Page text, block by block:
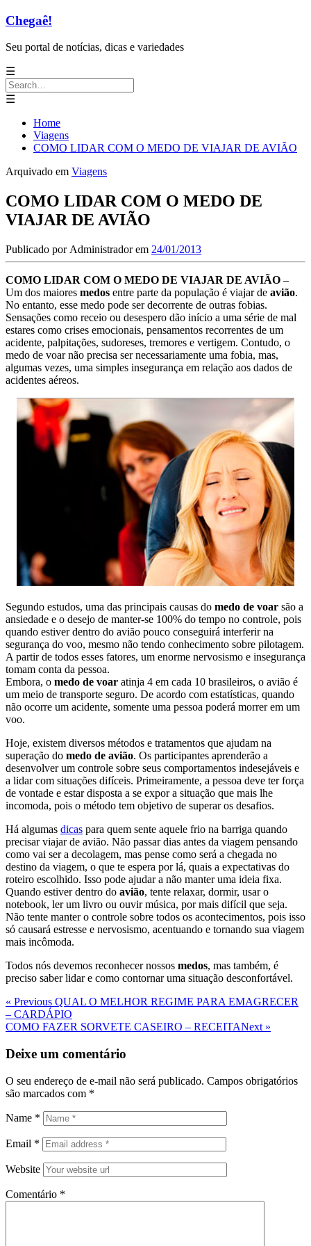
Chegaê!
Seu portal de notícias, dicas e variedades
☰
Search
for:
☰
Home
Viagens
COMO LIDAR COM O MEDO DE VIAJAR DE AVIÃO
Arquivado em Viagens
COMO LIDAR COM O MEDO DE
VIAJAR DE AVIÃO
Publicado por Administradorem 24/01/2013
COMO LIDAR COM O MEDO DE VIAJAR DE AVIÃO –
Um dos maiores medos entre parte da população é viajar de avião.
No entanto, esse medo pode ser decorrente de outras fobias.
Sensações como receio ou desespero dão início a uma série de mal
estares como crises emocionais, pensamentos recorrentes de um
acidente, palpitações, sudoreses, tremores e vertigem. Contudo, o
medo de voar não precisa ser necessariamente uma fobia, mas,
algumas vezes, uma simples insegurança em relação aos dados de
acidentes aéreos.
Segundo estudos, uma das principais causas do medo de voar são a
ansiedade e o desejo de manter-se 100% do tempo no controle, pois
quando estiver dentro do avião pouco conseguirá interferir na
segurança do voo, mesmo não tendo conhecimento sobre pilotagem.
A partir de todos esses fatores, um enorme nervosismo e insegurança
tomam conta da pessoa.
Embora, o medo de voar atinja 4 em cada 10 brasileiros, o avião é
um meio de transporte seguro. De acordo com estatísticas, quando
não ocorre um acidente, somente uma pessoa poderá morrer em um
voo.
Hoje, existem diversos métodos e tratamentos que ajudam na
superação do medo de avião. Os participantes aprenderão a
desenvolver um controle sobre seus comportamentos indesejáveis e
a lidar com situações difíceis. Primeiramente, a pessoa deve ter força
de vontade e estar disposta a se expor a situação que mais lhe
incomoda, pois o método tem objetivo de superar os desafios.
Há algumas dicas para quem sente aquele frio na barriga quando
precisar viajar de avião. Não passar dias antes da viagem pensando
como vai ser a decolagem, mas pense como será a chegada no
destino da viagem, o que te espera por lá, quais a expectativas do
roteiro escolhido. Isso pode ajudar a não manter uma ideia fixa.
Quando estiver dentro do avião, tente relaxar, dormir, usar o
notebook, ler um livro ou ouvir música, por mais difícil que seja.
Não tente manter o controle sobre todos os acontecimentos, pois isso
só causará estresse e nervosismo, acentuando e tornando sua viagem
mais incômoda.
Todos nós devemos reconhecer nossos medos, mas também, é
preciso saber lidar e como contornar uma situação desconfortável.
Navegação
de
Previous
Post
« Previous QUAL O MELHOR REGIME PARA EMAGRECER
– CARDÁPIO
Next
COMO FAZER SORVETE CASEIRO – RECEITANext »
Deixe um comentário
O seu endereço de e-mail não será publicado. Campos obrigatórios
são marcados com *
Name *
Email *
Website
Comentário *